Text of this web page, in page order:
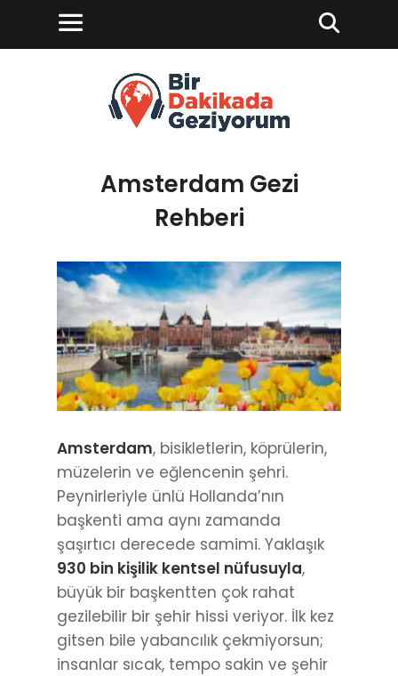
Amsterdam Gezi
Rehberi
Amsterdam, bisikletlerin, köprülerin,
müzelerin ve eğlencenin şehri.
Peynirleriyle ünlü Hollanda’nın
başkenti ama aynı zamanda
şaşırtıcı derecede samimi. Yaklaşık
930 bin kişilik kentsel nüfusuyla,
büyük bir başkentten çok rahat
gezilebilir bir şehir hissi veriyor. İlk kez
gitsen bile yabancılık çekmiyorsun;
insanlar sıcak, tempo sakin ve şehir